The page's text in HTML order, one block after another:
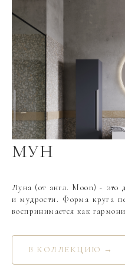
МУН
Луна (от англ. Moon) - это
и мудрости. Форма круга
воспринимается как
В КОЛЛЕКЦИЮ →